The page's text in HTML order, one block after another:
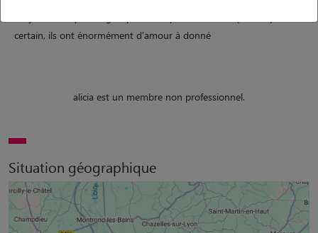
certain, ils ont énormément d'amour à donné
alicia est un membre non professionnel.
Situation géographique